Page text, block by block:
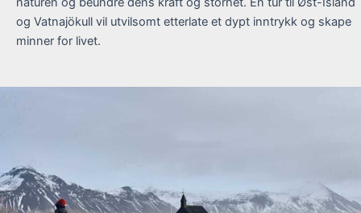
og Vatnajökull vil utvilsomt etterlate et dypt inntrykk og skape
minner for livet.